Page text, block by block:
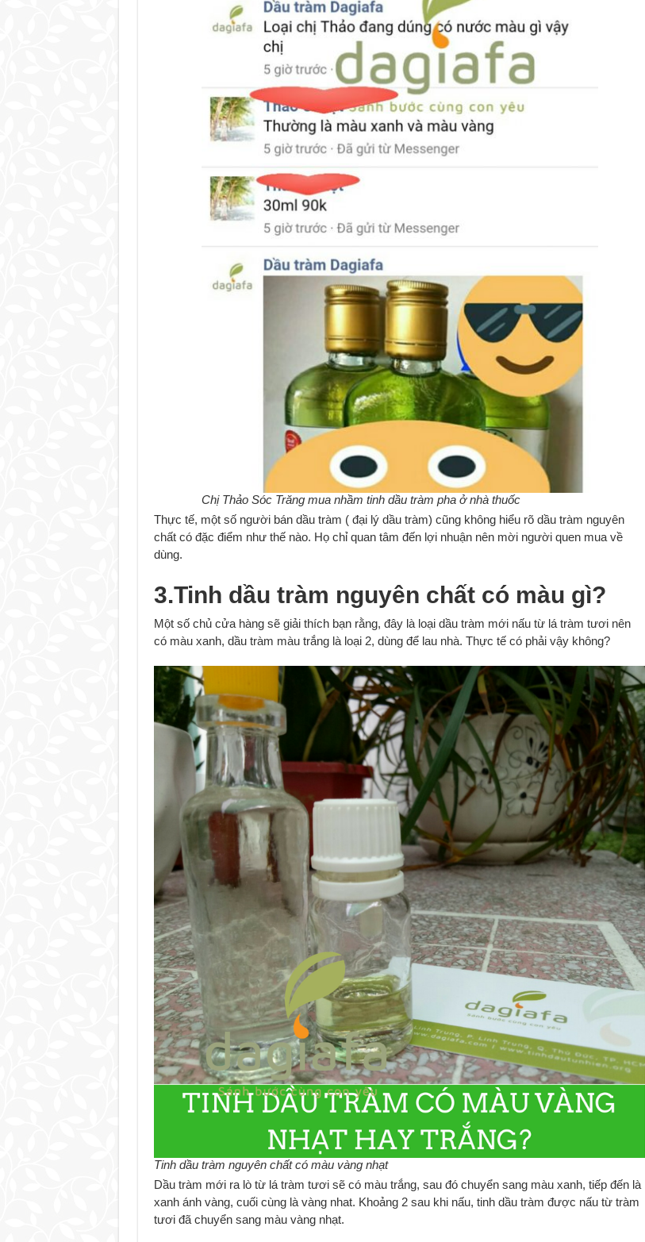
Chị Thảo Sóc Trăng mua nhầm tinh dầu tràm pha ở nhà thuốc
Thực tế, một số người bán dầu tràm ( đại lý dầu tràm) cũng không hiểu rõ dầu tràm nguyên
chất có đặc điểm như thế nào. Họ chỉ quan tâm đến lợi nhuận nên mời người quen mua về
dùng.
3.Tinh dầu tràm nguyên chất có màu gì?
Một số chủ cửa hàng sẽ giải thích bạn rằng, đây là loại dầu tràm mới nấu từ lá tràm tươi nên
có màu xanh, dầu tràm màu trắng là loại 2, dùng để lau nhà. Thực tế có phải vậy không?
Tinh dầu tràm nguyên chất có màu vàng nhạt
Dầu tràm mới ra lò từ lá tràm tươi sẽ có màu trắng, sau đó chuyển sang màu xanh, tiếp đến là
xanh ánh vàng, cuối cùng là vàng nhat. Khoảng 2 sau khi nấu, tinh dầu tràm được nấu từ tràm
tươi đã chuyển sang màu vàng nhạt.